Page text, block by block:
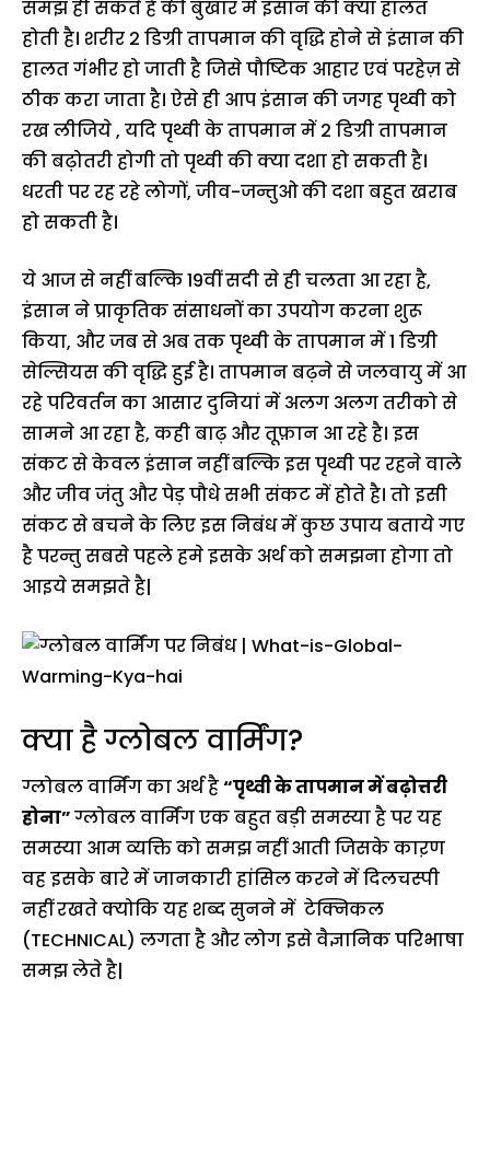
समझ ही सकते है की बुखार में इंसान की क्या हालत
होती है। शरीर 2 डिग्री तापमान की वृद्धि होने से इंसान की
हालत गंभीर हो जाती है जिसे पौष्टिक आहार एवं परहेज़ से
ठीक करा जाता है। ऐसे ही आप इंसान की जगह पृथ्वी को
रख लीजिये , यदि पृथ्वी के तापमान में 2 डिग्री तापमान
की बढ़ोतरी होगी तो पृथ्वी की क्या दशा हो सकती है।
धरती पर रह रहे लोगों, जीव-जन्तुओ की दशा बहुत खराब
हो सकती है।
ये आज से नहीं बल्कि 19वीं सदी से ही चलता आ रहा है,
इंसान ने प्राकृतिक संसाधनों का उपयोग करना शुरू
किया, और जब से अब तक पृथ्वी के तापमान में 1 डिग्री
सेल्सियस की वृद्धि हुई है। तापमान बढ़ने से जलवायु में आ
रहे परिवर्तन का आसार दुनियां में अलग अलग तरीको से
सामने आ रहा है, कही बाढ़ और तूफ़ान आ रहे है। इस
संकट से केवल इंसान नहीं बल्कि इस पृथ्वी पर रहने वाले
और जीव जंतु और पेड़ पौधे सभी संकट में होते है। तो इसी
संकट से बचने के लिए इस निबंध में कुछ उपाय बताये गए
है परन्तु सबसे पहले हमे इसके अर्थ को समझना होगा तो
आइये समझते है|
क्या है ग्लोबल वार्मिंग?
ग्लोबल वार्मिंग का अर्थ है“पृथ्वी के तापमान में बढ़ोत्तरी
होना”ग्लोबल वार्मिंग एक बहुत बड़ी समस्या है पर यह
समस्या आम व्यक्ति को समझ नहीं आती जिसके काऱण
वह इसके बारे में जानकारी हांसिल करने में दिलचस्पी
नहीं रखते क्योकि यह शब्द सुनने में टेक्निकल
(TECHNICAL) लगता है और लोग इसे वैज्ञानिक परिभाषा
समझ लेते है|